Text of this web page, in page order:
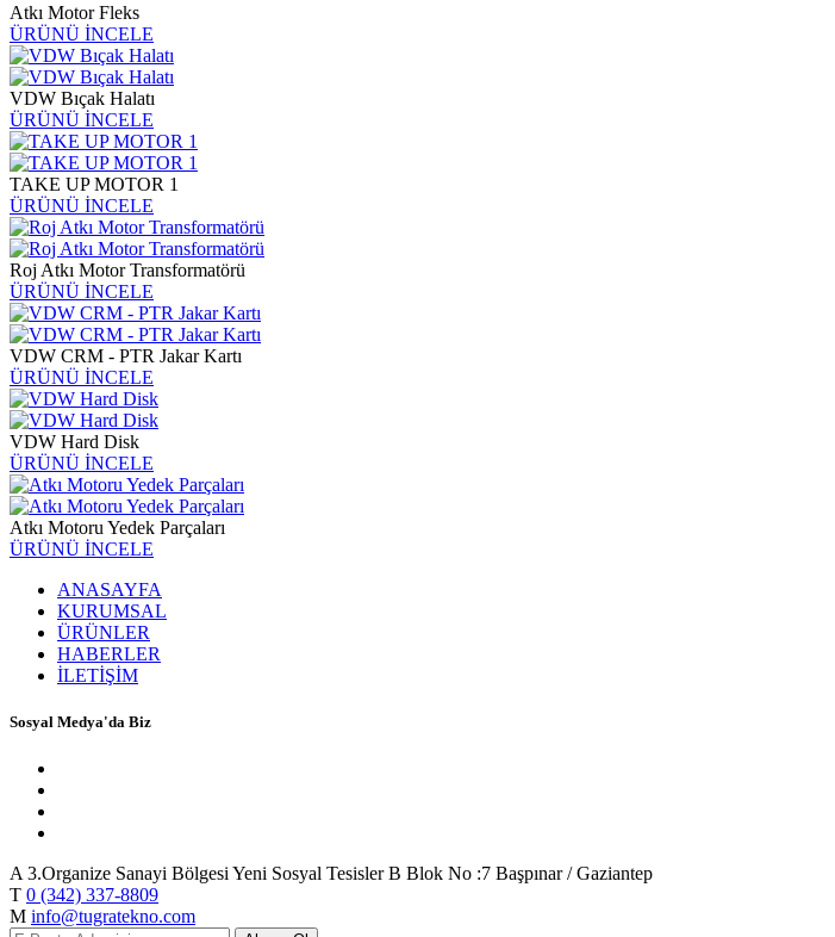
Atkı Motor Fleks
ÜRÜNÜ İNCELE
VDW Bıçak Halatı
ÜRÜNÜ İNCELE
TAKE UP MOTOR 1
ÜRÜNÜ İNCELE
Roj Atkı Motor Transformatörü
ÜRÜNÜ İNCELE
VDW CRM - PTR Jakar Kartı
ÜRÜNÜ İNCELE
VDW Hard Disk
ÜRÜNÜ İNCELE
Atkı Motoru Yedek Parçaları
ÜRÜNÜ İNCELE
ANASAYFA
KURUMSAL
ÜRÜNLER
HABERLER
İLETİŞİM
Sosyal Medya'da Biz
A 3.Organize Sanayi Bölgesi Yeni Sosyal Tesisler B Blok No :7 Başpınar / Gaziantep
T 0 (342) 337-8809
M info@tugratekno.com